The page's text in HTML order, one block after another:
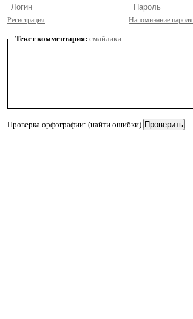
Регистрация Напоминание пароля
Текст комментария: смайлики
Проверка орфографии: (найти ошибки)